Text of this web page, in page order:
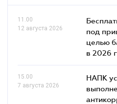
11.00
12 августа 2026
под
целью
в 2026
15.00
7 августа 2026
НАПК